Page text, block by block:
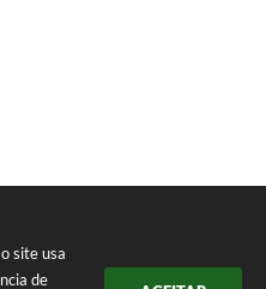
site usa
de